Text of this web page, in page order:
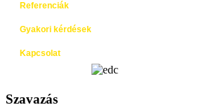
Referenciák
Gyakori kérdések
Kapcsolat
Szavazás